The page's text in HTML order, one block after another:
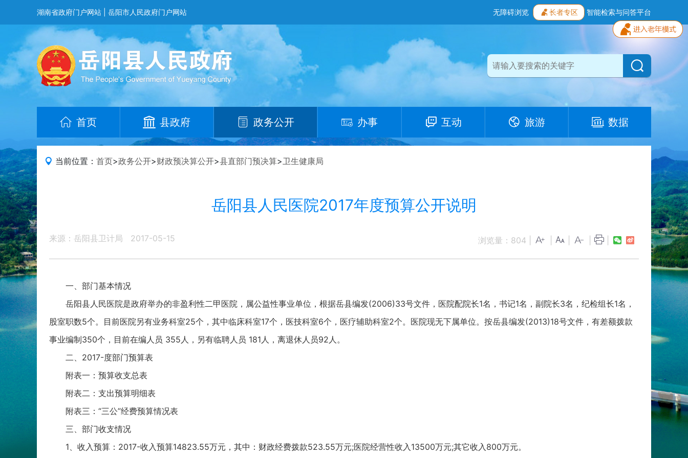
湖南省政府门户网站 岳阳市人民政府门户网站 无障碍浏览 长者专区 智能检索与问答平台
首页 县政府 政务公开 办事 互动 旅游 数据
当前位置： 首页>政务公开>财政预决算公开>县直部门预决算>卫生健康局
岳阳县人民医院2017年度预算公开说明
来源：岳阳县卫计局 2017-05-15 浏览量： 804
一、部门基本情况
岳阳县人民医院是政府举办的非盈利性二甲医院，属公益性事业单位，根据岳县编发(2006)33号文件，医院配院长1名，书记1名，副院长3名，纪检组长1名，
股室职数5个。目前医院另有业务科室25个，其中临床科室17个，医技科室6个，医疗辅助科室2个。医院现无下属单位。按岳县编发(2013)18号文件，有差额拨款
事业编制350个，目前在编人员 355人，另有临聘人员 181人，离退休人员92人。
二、2017-度部门预算表
附表一：预算收支总表
附表二：支出预算明细表
附表三：“三公”经费预算情况表
三、部门收支情况
1、收入预算：2017-收入预算14823.55万元，其中：财政经费拨款523.55万元;医院经营性收入13500万元;其它收入800万元。